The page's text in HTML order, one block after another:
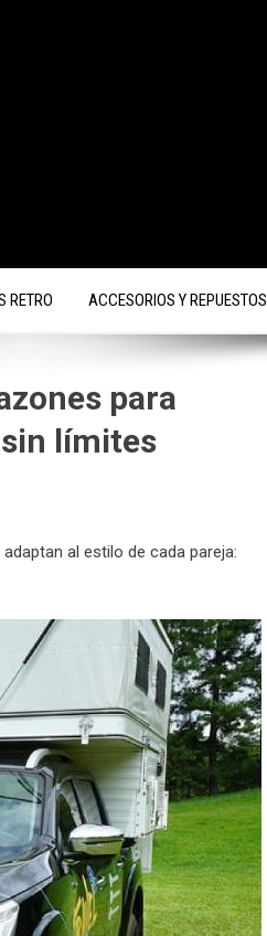
RETRO ACCESORIOS Y REPUESTOS
para
límites
al estilo de cada pareja: